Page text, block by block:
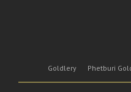
Goldlery Phetburi